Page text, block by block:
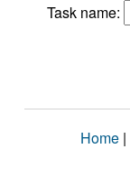
Task name:
Home |